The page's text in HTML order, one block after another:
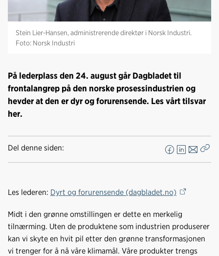
Stein Lier-Hansen, administrerende direktør i Norsk Industri.
Foto: Norsk Industri
På lederplass den 24. august går Dagbladet til
frontalangrep på den norske prosessindustrien og
hevder at den er dyr og forurensende. Les vårt tilsvar
her.
Del denne siden:
F
a
e
o
o
k
L
i
k
d
I
n
E
-
Les lederen: Dyrt og forurensende (dagbladet.no)
Midt i den grønne omstillingen er dette en merkelig
tilnærming. Uten de produktene som industrien produserer
kan vi skyte en hvit pil etter den grønne transformasjonen
vi trenger for å nå våre klimamål. Våre produkter trengs